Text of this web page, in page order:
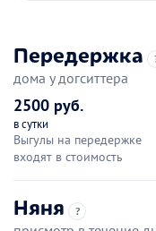
Передержка
дома у догситтера
2500 руб.
в сутки
Выгулы на передержке
входят в стоимость
Няня ?